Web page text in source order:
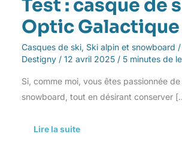
Test : casque de
Optic Galactique
Casques de ski, Ski alpin et snowboard
Destigny / 12 avril 2025 / 5 minutes de
Si, comme moi, vous êtes passionnée
snowboard, tout en désirant conserver
Lire la suite